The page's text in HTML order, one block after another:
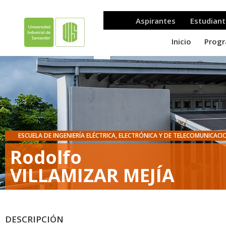
ESCUELA DE INGENIERÍA ELÉCTRICA, ELECTRÓNICA Y DE
Rodolfo
VILLAMIZAR MEJÍA
DESCRIPCIÓN